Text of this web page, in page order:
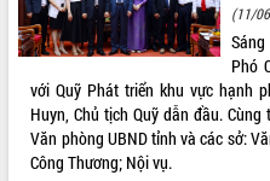
VIDEO
Loading the player...
(11/
Phó
với Quỹ Phát triển khu vực hạnh
Huyn, Chủ tịch Quỹ dẫn đầu.
Văn phòng UBND tỉnh và các sở:
Công Thương; Nội vụ.